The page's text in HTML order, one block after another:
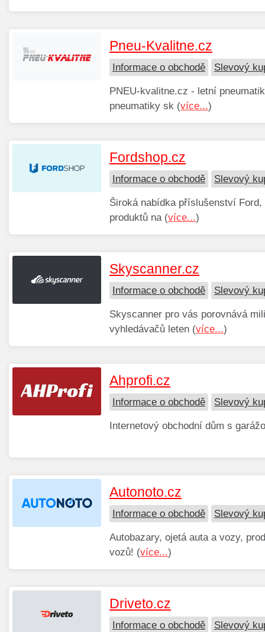
Pneu-Kvalitne.cz
Informace o obchodě Slevový
PNEU-kvalitne.cz - letní
pneumatiky sk (více...)
Fordshop.cz
Informace o obchodě Slevový
Široká nabídka příslušenství
produktů na (více...)
Skyscanner.cz
Informace o obchodě Slevový
Skyscanner pro vás porovnává
vyhledávačů leten (více...)
Ahprofi.cz
Informace o obchodě Slevový
Internetový obchodní dům s
Autonoto.cz
Informace o obchodě Slevový
Autobazary, ojetá auta a vozy,
vozů! (více...)
Driveto.cz
Informace o obchodě Slevový